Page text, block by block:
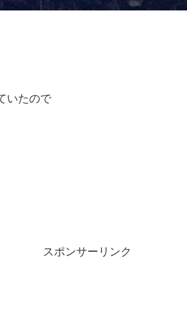
いたので
スポンサーリンク